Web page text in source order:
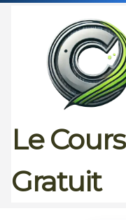
Le Cours
Gratuit